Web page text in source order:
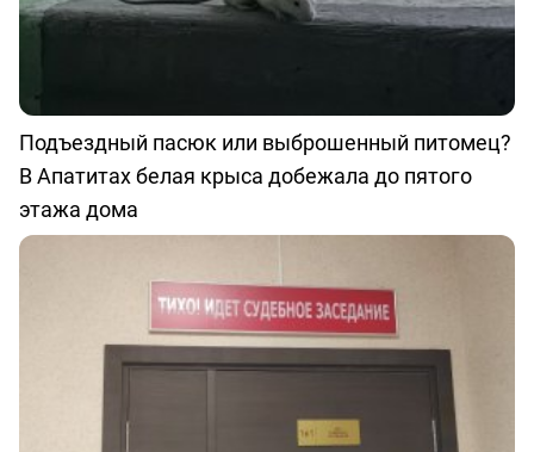
Подъездный пасюк или выброшенный питомец?
В Апатитах белая крыса добежала до пятого
этажа дома